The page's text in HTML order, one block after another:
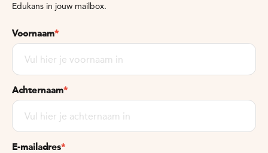
Edukans in jouw mailbox.
Voornaam*
Achternaam*
E-mailadres*